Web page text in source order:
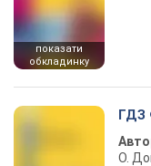
показати
обкладинку
ГДЗ
О.